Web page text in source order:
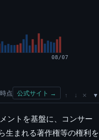
08/07
点 公式サイト → ↑ ↓ ×
ントを基盤に、コンサー
生まれる著作権等の権利を